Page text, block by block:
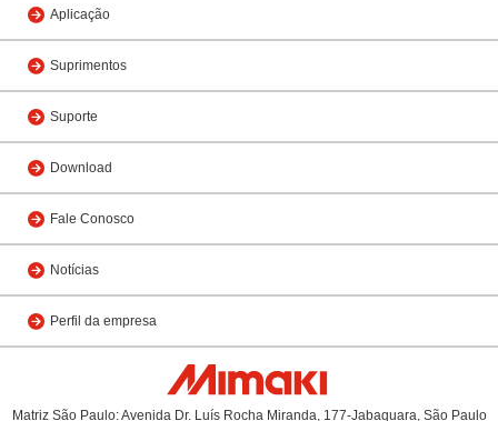
Aplicação
Suprimentos
Suporte
Download
Fale Conosco
Notícias
Perfil da empresa
Matriz São Paulo: Avenida Dr. Luís Rocha Miranda, 177-Jabaquara, São Paulo